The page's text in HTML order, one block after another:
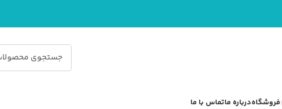
فروشگاهدرباره ماتماس با ما